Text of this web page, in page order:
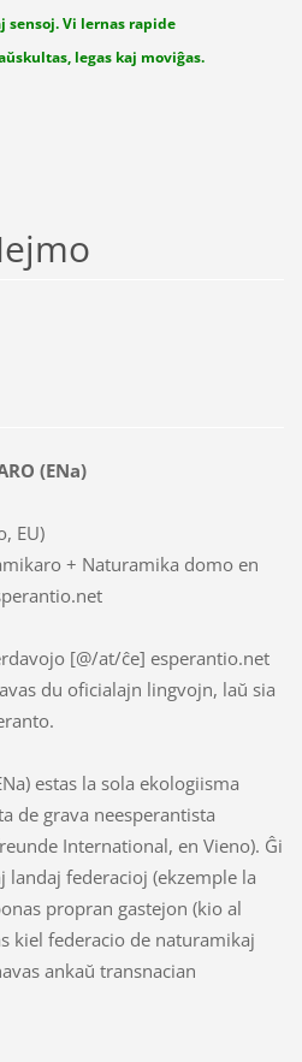
sensoj. Vi lernas rapide
legas kaj moviĝas.
(ENa)
EU)
+ Naturamika domo en
[@/at/ĉe] esperantio.net
du oficialajn lingvojn, laŭ sia
estas la sola ekologiisma
de grava neesperantista
International, en Vieno). Ĝi
landaj federacioj (ekzemple la
propran gastejon (kio al
kiel federacio de naturamikaj
ankaŭ transnacian